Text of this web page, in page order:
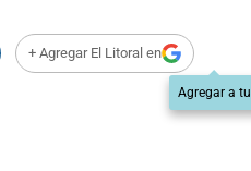
+ Agregar El Litoral en
Agregar a